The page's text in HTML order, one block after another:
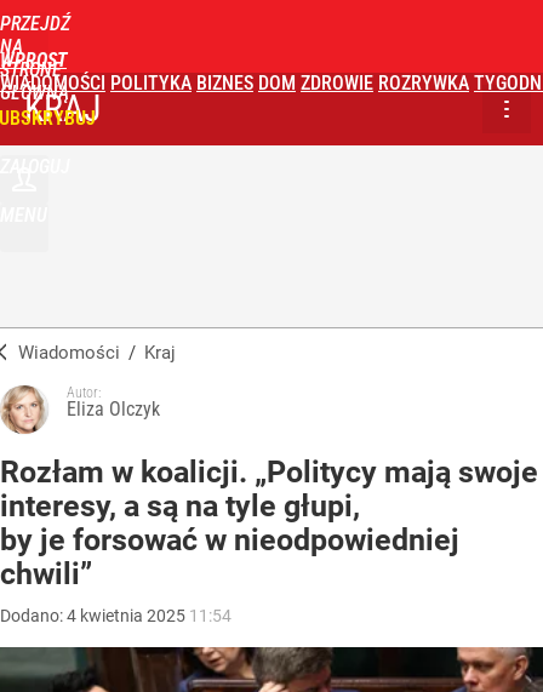
PRZEJDŹ
NA
STRONĘ
GŁÓWNĄ
WPROST
WIADOMOŚCI POLITYKA BIZNES DOM ZDROWIE ROZRYWKA
KRAJ
Wiadomości / Kraj
Autor:
Eliza Olczyk
Rozłam w koalicji. „Politycy mają swoje
interesy, a są na tyle głupi,
by je forsować w nieodpowiedniej
chwili”
Dodano:4 kwietnia 2025 11:54